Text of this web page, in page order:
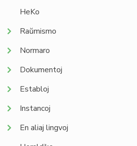
HeKo
Raŭmismo
Normaro
Dokumentoj
Establoj
Instancoj
En aliaj lingvoj